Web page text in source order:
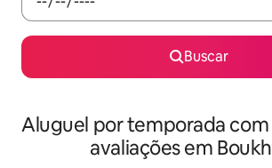
Buscar
Aluguel por temporada com
avaliações em